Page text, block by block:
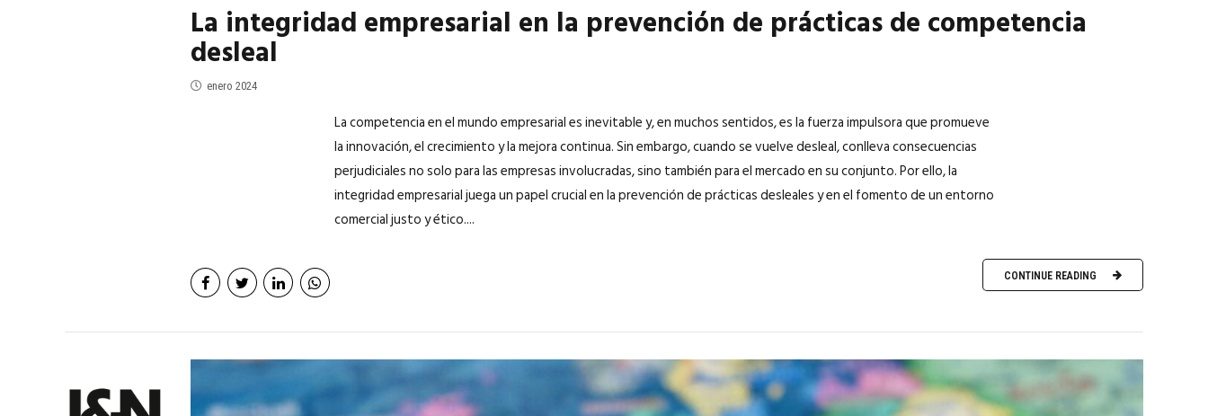
La integridad empresarial en la prevención de prácticas de competencia
desleal
enero 2024
La competencia en el mundo empresarial es inevitable y, en muchos sentidos, es la fuerza impulsora que promueve
la innovación, el crecimiento y la mejora continua. Sin embargo, cuando se vuelve desleal, conlleva consecuencias
perjudiciales no solo para las empresas involucradas, sino también para el mercado en su conjunto. Por ello, la
integridad empresarial juega un papel crucial en la prevención de prácticas desleales y en el fomento de un entorno
comercial justo y ético....
CONTINUE READING